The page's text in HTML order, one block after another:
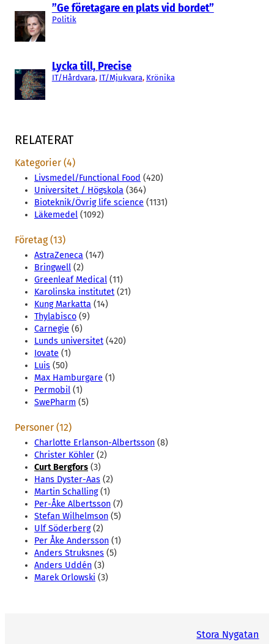
”Ge företagare en plats vid bordet”
Politik
Lycka till, Precise
IT/Hårdvara, IT/Mjukvara, Krönika
RELATERAT
Kategorier (4)
Livsmedel/Functional Food (420)
Universitet / Högskola (364)
Bioteknik/Övrig life science (1131)
Läkemedel (1092)
Företag (13)
AstraZeneca (147)
Bringwell (2)
Greenleaf Medical (11)
Karolinska institutet (21)
Kung Markatta (14)
Thylabisco (9)
Carnegie (6)
Lunds universitet (420)
Iovate (1)
Luis (50)
Max Hamburgare (1)
Permobil (1)
SwePharm (5)
Personer (12)
Charlotte Erlanson-Albertsson (8)
Christer Köhler (2)
Curt Bergfors (3)
Hans Dyster-Aas (2)
Martin Schalling(1)
Per-Åke Albertsson (7)
Stefan Wilhelmson (5)
Ulf Söderberg(2)
Per Åke Andersson (1)
Anders Struksnes (5)
Anders Uddén (3)
Marek Orlowski (3)
Stora Nygatan